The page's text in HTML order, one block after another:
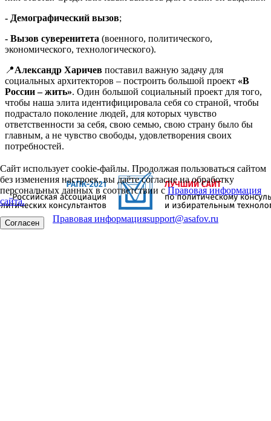
- Демографический вызов;
- Вызов суверенитета (военного, политического,
экономического, технологического).
📍Александр Харичев поставил важную задачу для
социальных архитекторов – построить большой проект «В
России – жить». Один большой социальный проект для того,
чтобы наша элита идентифицировала себя со страной, чтобы
подрастало поколение людей, для которых чувство
ответственности за себя, свою семью, свою страну было бы
главным, а не чувство свободы, удовлетворения своих
потребностей.
Сайт использует cookie-файлы. Продолжая пользоваться сайтом
без изменения настроек, вы даёте согласие на обработку
персональных данных в соответствии сПравовая информация
сайта.
Согласен Правовая информацияsupport@asafov.ru